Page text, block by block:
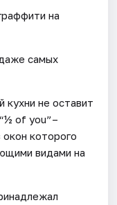
на
самых
не оставит
of you”–
которого
видами на